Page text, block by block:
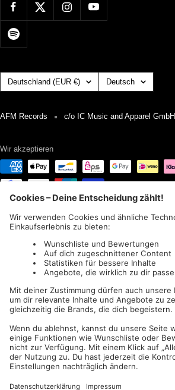
Land/Region Deutschland (EUR €) Sprache
Deutsch
AFM Records c/o IC Music and Apparel GmbH
Wir akzeptieren